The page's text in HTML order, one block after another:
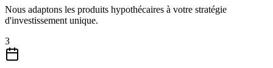
Nous adaptons les produits hypothécaires à votre stratégie
d'investissement unique.
3